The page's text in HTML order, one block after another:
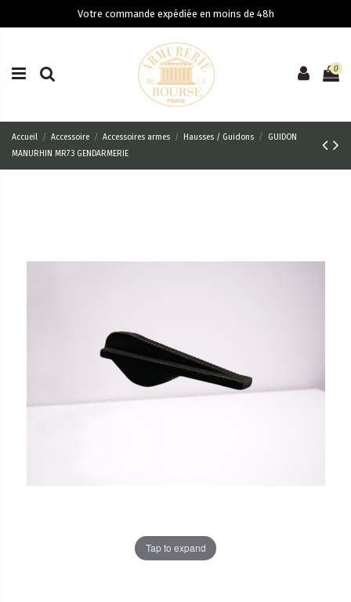
Votre commande expédiée en moins de 48h
0
Accueil Accessoire Accessoires armes Hausses / Guidons
GUIDON
MANURHIN MR73 GENDARMERIE
Tap to expand